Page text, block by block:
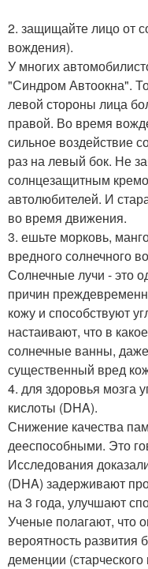
2. защищайте лицо от
вождения).
У многих
"Синдром Автоокна".
левой стороны лица
правой. Во время
сильное воздействие
раз на левый бок. Не
солнцезащитным
автолюбителей. И
во время движения.
3. ешьте морковь,
вредного солнечного
Солнечные лучи - это
причин
кожу и способствуют
настаивают, что в
солнечные ванны,
существенный вред
4. для здоровья мозга
кислоты (DHA).
Снижение качества
дееспособными. Это
Исследования
(DHA) задерживают
на 3 года, улучшают
Ученые полагают, что
вероятность развития
деменции